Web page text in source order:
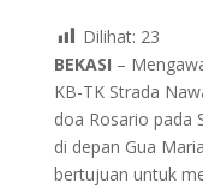
Dilihat: 23
BEKASI –
KB-TK Strada
doa Rosario pada
di depan Gua
bertujuan untuk